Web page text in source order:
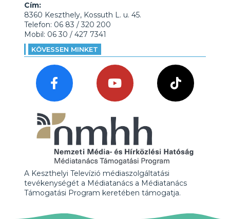
Cím:
8360 Keszthely, Kossuth L. u. 45.
Telefon: 06 83 / 320 200
Mobil: 06 30 / 427 7341
KÖVESSEN MINKET
A Keszthelyi Televízió médiaszolgáltatási
tevékenységét a Médiatanács a Médiatanács
Támogatási Program keretében támogatja.